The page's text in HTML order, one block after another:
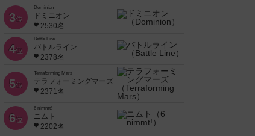
3位
Dominion
ドミニオン
2530名
4位
Battle Line
バトルライン
2378名
5位
Terraforming Mars
テラフォーミングマーズ
2371名
6位
6 nimmt!
ニムト
2202名